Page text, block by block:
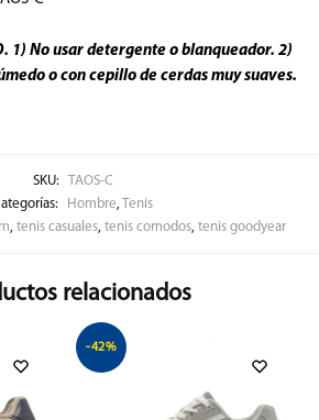
1) No usar detergente o blanqueador. 2)
o con cepillo de cerdas muy suaves.
SKU:
TAOS-C
Hombre,
Tenis
, tenis casuales, tenis comodos, tenis goodyear
relacionados
-42%